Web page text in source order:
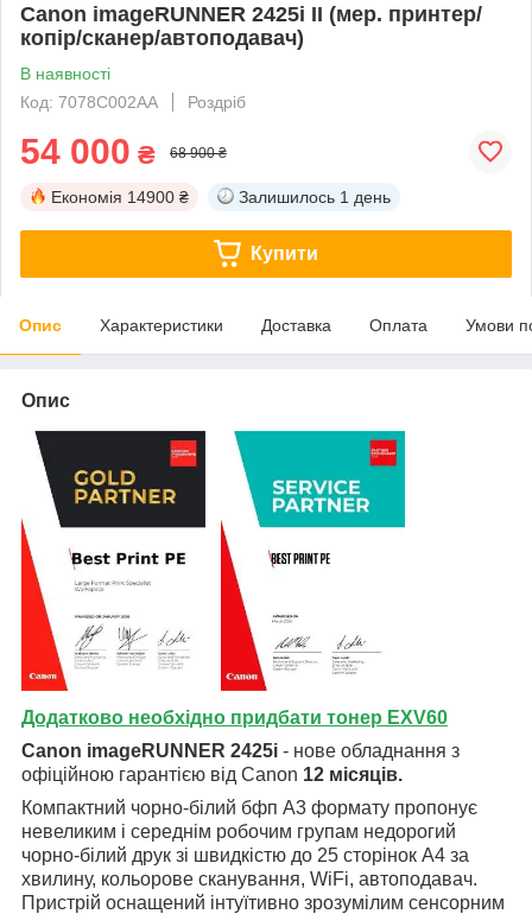
Canon imageRUNNER 2425i II (мер. принтер/
копір/сканер/автоподавач)
В наявності
Код: 7078C002AA
Роздріб
54 000 ₴ 68 900 ₴
Економія 14900 ₴ Залишилось 1 день
Купити
Опис Характеристики Доставка Оплата Умови
Опис
Додатково необхідно придбати тонер EXV60
Canon imageRUNNER 2425i - нове обладнання з
офіційною гарантією від Canon 12 місяців.
Компактний чорно-білий бфп А3 формату пропонує
невеликим і середнім робочим групам недорогий
чорно-білий друк зі швидкістю до 25 сторінок A4 за
хвилину, кольорове сканування, WiFi, автоподавач.
Пристрій оснащений інтуїтивно зрозумілим сенсорним